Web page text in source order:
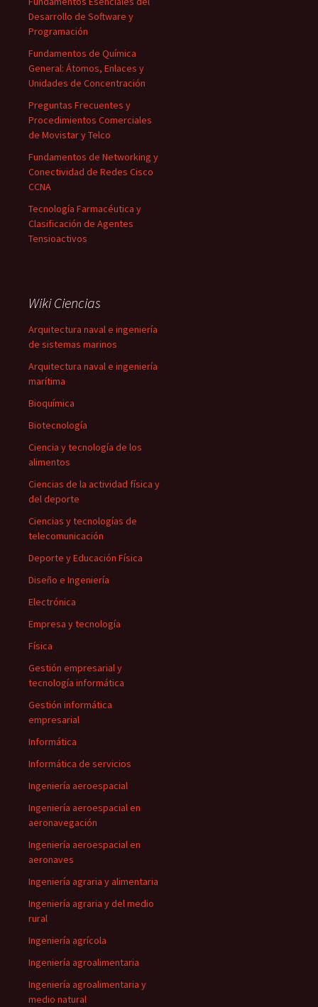
Desarrollo de Software y
Programación
Fundamentos de Química
General: Átomos, Enlaces y
Unidades de Concentración
Preguntas Frecuentes y
Procedimientos Comerciales
de Movistar y Telco
Fundamentos de Networking y
Conectividad de Redes Cisco
CCNA
Tecnología Farmacéutica y
Clasificación de Agentes
Tensioactivos
Wiki Ciencias
Arquitectura naval e ingeniería
de sistemas marinos
Arquitectura naval e ingeniería
marítima
Bioquímica
Biotecnología
Ciencia y tecnología de los
alimentos
Ciencias de la actividad física y
del deporte
Ciencias y tecnologías de
telecomunicación
Deporte y Educación Física
Diseño e Ingeniería
Electrónica
Empresa y tecnología
Física
Gestión empresarial y
tecnología informática
Gestión informática
empresarial
Informática
Informática de servicios
Ingeniería aeroespacial
Ingeniería aeroespacial en
aeronavegación
Ingeniería aeroespacial en
aeronaves
Ingeniería agraria y alimentaria
Ingeniería agraria y del medio
rural
Ingeniería agrícola
Ingeniería agroalimentaria
Ingeniería agroalimentaria y
medio natural